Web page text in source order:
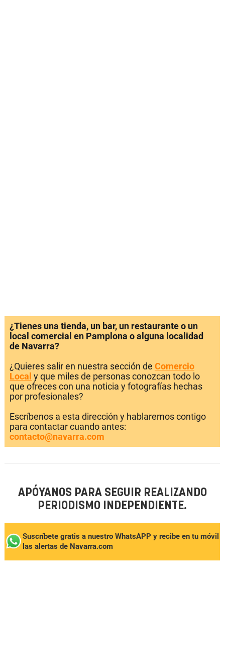
¿Tienes una tienda, un bar, un restaurante o un
local comercial en Pamplona o alguna localidad
de Navarra?
¿Quieres salir en nuestra sección de Comercio
Local y que miles de personas conozcan todo lo
que ofreces con una noticia y fotografías hechas
por profesionales?
Escríbenos a esta dirección y hablaremos contigo
para contactar cuando antes:
contacto@navarra.com
APÓYANOS PARA SEGUIR REALIZANDO
PERIODISMO INDEPENDIENTE.
Suscríbete gratis a nuestro WhatsAPP y recibe en tu móvil
las alertas de Navarra.com